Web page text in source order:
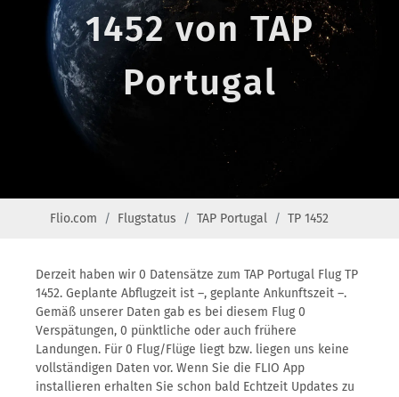
1452 von TAP
Portugal
Flio.com Flugstatus TAP Portugal TP 1452
Derzeit haben wir 0 Datensätze zum TAP Portugal Flug TP
1452. Geplante Abflugzeit ist –, geplante Ankunftszeit –.
Gemäß unserer Daten gab es bei diesem Flug 0
Verspätungen, 0 pünktliche oder auch frühere
Landungen. Für 0 Flug/Flüge liegt bzw. liegen uns keine
vollständigen Daten vor. Wenn Sie die FLIO App
installieren erhalten Sie schon bald Echtzeit Updates zu